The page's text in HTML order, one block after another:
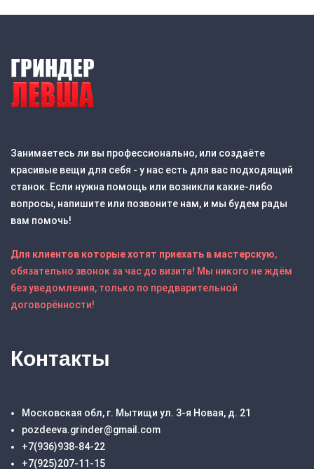
Занимаетесь ли вы профессионально, или создаёте
красивые вещи для себя - у нас есть для вас подходящий
станок. Если нужна помощь или возникли какие-либо
вопросы, напишите или позвоните нам, и мы будем рады
вам помочь!
Для клиентов которые хотят приехать в мастерскую,
обязательно звонок за час до визита! Мы никого не ждём
без уведомления, только по предварительной
договорённости!
Контакты
Московская обл, г. Мытищи ул. 3-я Новая, д. 21
pozdeeva.grinder@gmail.com
+7(936)938-84-22
+7(925)207-11-15